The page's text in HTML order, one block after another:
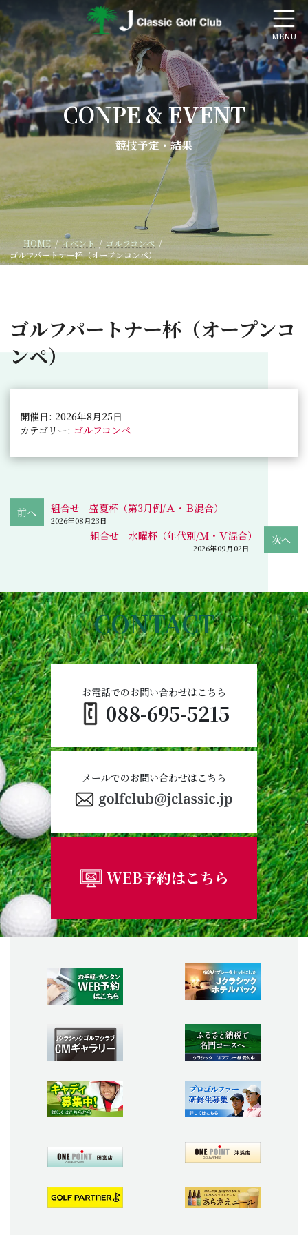
コ
ン
テ
ン
ツ
へ
ス
キ
ッ
プ
ナ
ビ
ゲ
ー
シ
ョ
ン
に
移
動
CONPE & EVENT
競技予定・結果
HOME イベント
ゴルフコンペ
ゴルフパートナー杯（オープンコンペ）
ゴルフパートナー杯（オープンコ
ンペ）
開催日: 2026年8月25日
カテゴリー: ゴルフコンペ
組合せ 盛夏杯（第3月例/Ａ・Ｂ混合）
2026年08月23日
組合せ 水曜杯（年代別/Ｍ・Ｖ混合）
2026年09月02日
CONTACT
088-695-5215
お電話でのお問い合わせはこちら
メールでのお問い合わせはこちら
WEB予約はこちら